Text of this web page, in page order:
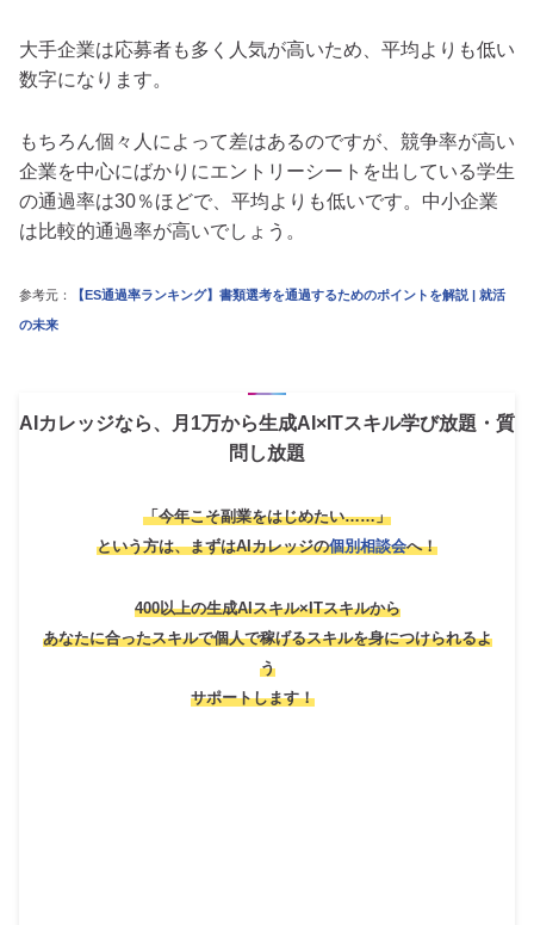
大手企業は応募者も多く人気が高いため、平均よりも低い
数字になります。
もちろん個々人によって差はあるのですが、競争率が高い
企業を中心にばかりにエントリーシートを出している学生
の通過率は30％ほどで、平均よりも低いです。中小企業
は比較的通過率が高いでしょう。
参考元： 【ES通過率ランキング】書類選考を通過するためのポイントを解説 | 就活
の未来
AIカレッジなら、月1万から生成AI×ITスキル学び放題・質
問し放題
「今年こそ副業をはじめたい……」
という方は、まずはAIカレッジの個別相談会へ！
400以上の生成AIスキル×ITスキルから
あなたに合ったスキルで個人で稼げるスキルを身につけられるよ
う
サポートします！